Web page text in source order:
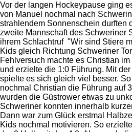
Vor der langen Hockeypause ging
von Manuel nochmal nach
strahlendem Sonnenschein durften
zweite Mannschaft des Schweriner
ihrem Schlachtruf "Wir sind Stiere
Kids gleich Richtung Schweriner
Fehlversuch machte es Christian
und erzielte die 1:0 Führung. Mit
spielte es sich gleich viel besser.
nochmal Christian die Führung auf
wurden die Güstrower etwas zu
Schweriner konnten innerhalb
Dann war zum Glück erstmal
Kids nochmal motivieren. So